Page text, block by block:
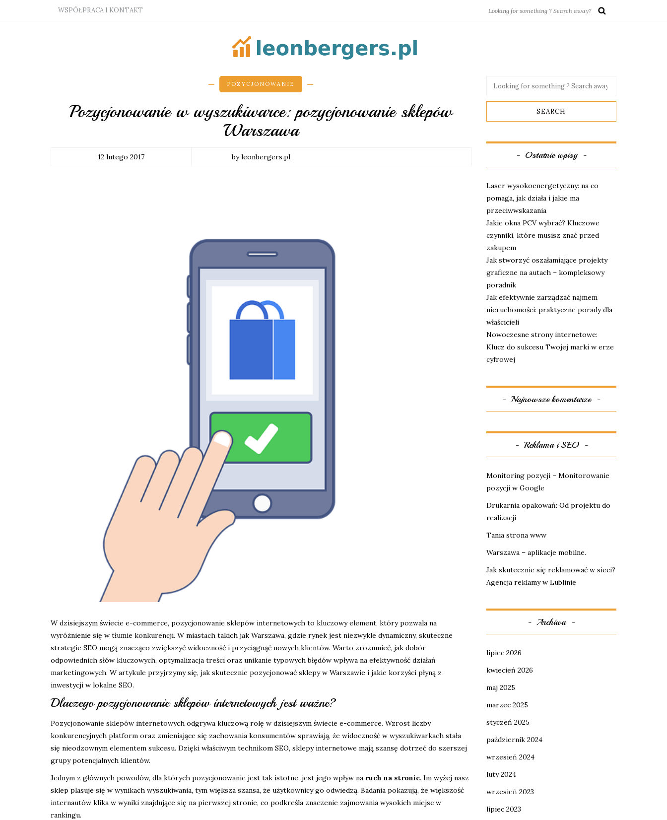
WSPÓŁPRACA I KONTAKT
POZYCJONOWANIE
Pozycjonowanie w wyszukiwarce: pozycjonowanie sklepów
Warszawa
12 lutego 2017 by leonbergers.pl
W dzisiejszym świecie e-commerce, pozycjonowanie sklepów internetowych to kluczowy element, który pozwala na
wyróżnienie się w tłumie konkurencji. W miastach takich jak Warszawa, gdzie rynek jest niezwykle dynamiczny, skuteczne
strategie SEO mogą znacząco zwiększyć widoczność i przyciągnąć nowych klientów. Warto zrozumieć, jak dobór
odpowiednich słów kluczowych, optymalizacja treści oraz unikanie typowych błędów wpływa na efektywność działań
marketingowych. W artykule przyjrzymy się, jak skutecznie pozycjonować sklepy w Warszawie i jakie korzyści płyną z
inwestycji w lokalne SEO.
Dlaczego pozycjonowanie sklepów internetowych jest ważne?
Pozycjonowanie sklepów internetowych odgrywa kluczową rolę w dzisiejszym świecie e-commerce. Wzrost liczby
konkurencyjnych platform oraz zmieniające się zachowania konsumentów sprawiają, że widoczność w wyszukiwarkach stała
się nieodzownym elementem sukcesu. Dzięki właściwym technikom SEO, sklepy internetowe mają szansę dotrzeć do szerszej
grupy potencjalnych klientów.
Jednym z głównych powodów, dla których pozycjonowanie jest tak istotne, jest jego wpływ na ruch na stronie. Im wyżej nasz
sklep plasuje się w wynikach wyszukiwania, tym większa szansa, że użytkownicy go odwiedzą. Badania pokazują, że większość
internautów klika w wyniki znajdujące się na pierwszej stronie, co podkreśla znaczenie zajmowania wysokich miejsc w
rankingu.
Ostatnie wpisy
Laser wysokoenergetyczny: na co
pomaga, jak działa i jakie ma
przeciwwskazania
Jakie okna PCV wybrać? Kluczowe
czynniki, które musisz znać przed
zakupem
Jak stworzyć oszałamiające projekty
graficzne na autach – kompleksowy
poradnik
Jak efektywnie zarządzać najmem
nieruchomości: praktyczne porady dla
właścicieli
Nowoczesne strony internetowe:
Klucz do sukcesu Twojej marki w erze
cyfrowej
Najnowsze komentarze
Reklama i SEO
Monitoring pozycji – Monitorowanie
pozycji w Google
Drukarnia opakowań: Od projektu do
realizacji
Tania strona www
Warszawa – aplikacje mobilne.
Jak skutecznie się reklamować w sieci?
Agencja reklamy w Lublinie
Archiwa
lipiec 2026
kwiecień 2026
maj 2025
marzec 2025
styczeń 2025
październik 2024
wrzesień 2024
luty 2024
wrzesień 2023
lipiec 2023